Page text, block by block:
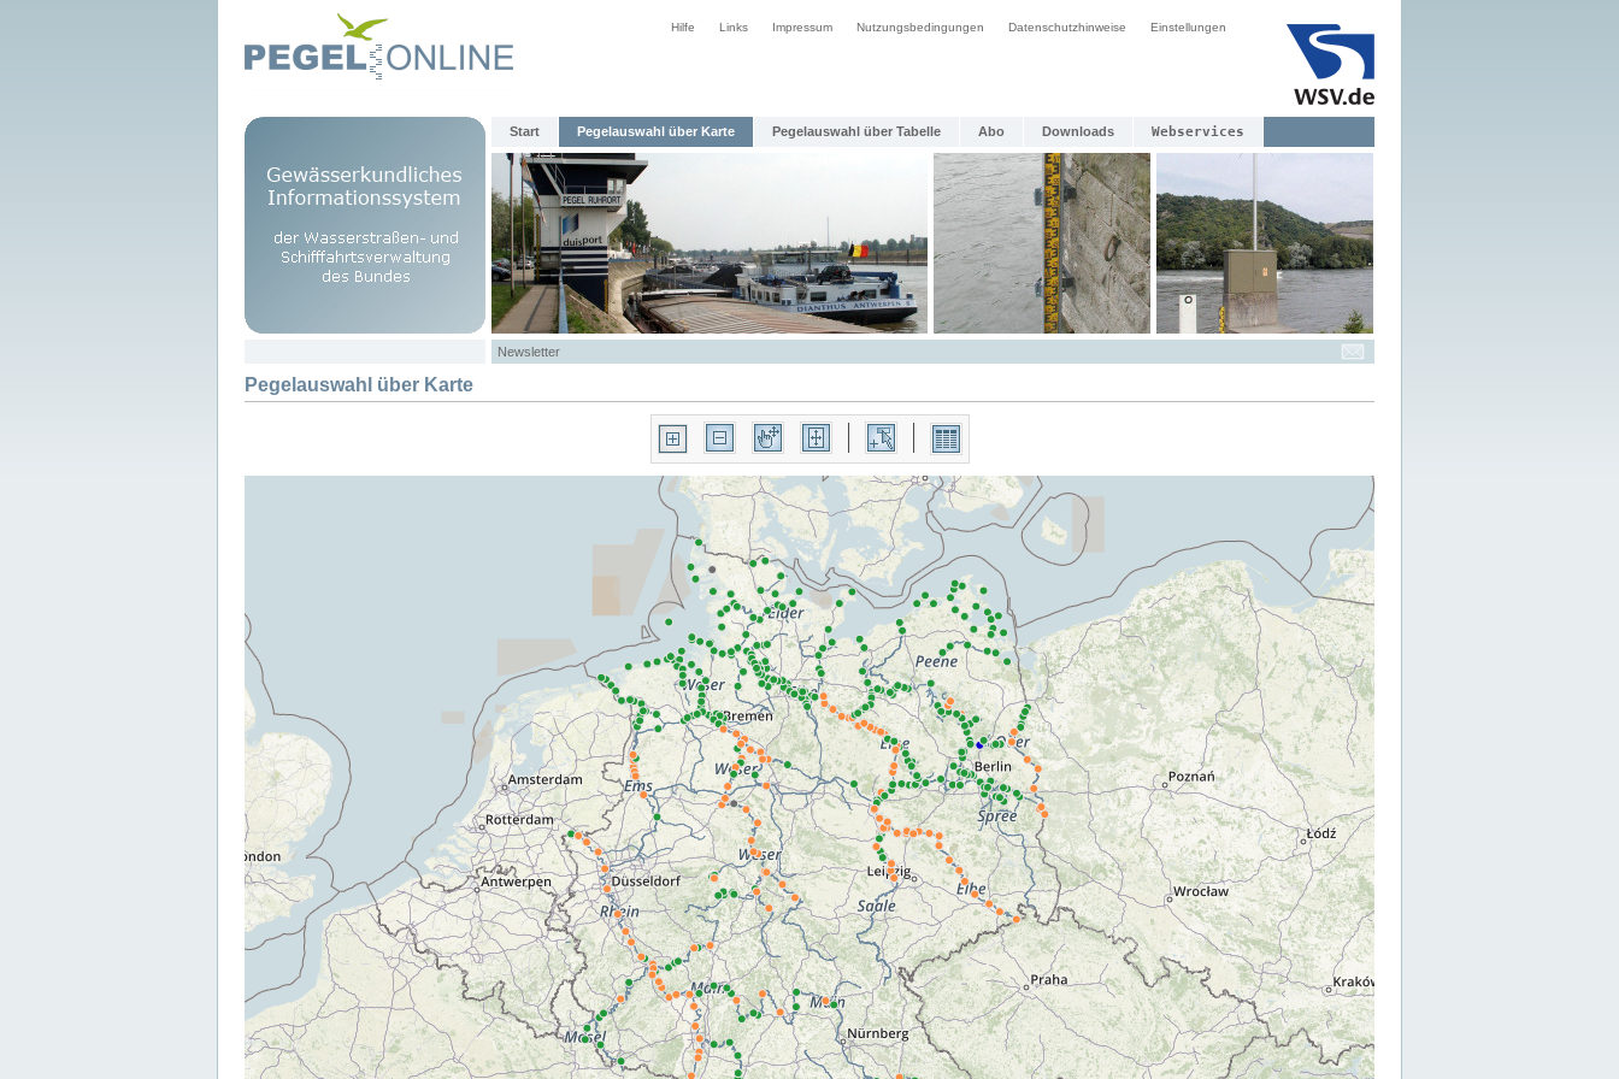
Hilfe Links Impressum Nutzungsbedingungen Datenschutzhinweise Einstellungen
Start Pegelauswahl über Karte Pegelauswahl über Tabelle Abo Downloads Webservices
Newsletter
Pegelauswahl über Karte